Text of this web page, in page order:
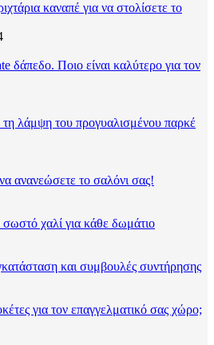
καναπέ για να στολίσετε το
δάπεδο. Ποιο είναι καλύτερο για τον
λάμψη του προγυαλισμένου παρκέ
ανανεώσετε το σαλόνι σας!
χαλί για κάθε δωμάτιο
και συμβουλές συντήρησης
για τον επαγγελματικό σας χώρο;